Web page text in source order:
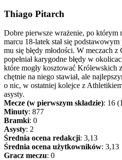
Thiago Pitarch
Dobre pierwsze wrażenie, po którym
marcu 18-latek stał się podstawowym
mu się błędy młodości. W meczach
popełniał karygodne błędy w
które mogły kosztować Królewskich
chętnie na niego stawiał, ale
o nic, w ostatniej kolejce z
asysty.
Mecze (w pierwszym składzie): 16
Minuty: 877
Bramki: 0
Asysty: 2
Średnia ocena redakcji: 3,13
Średnia ocena użytkowników: 3,13
Gracz meczu: 0